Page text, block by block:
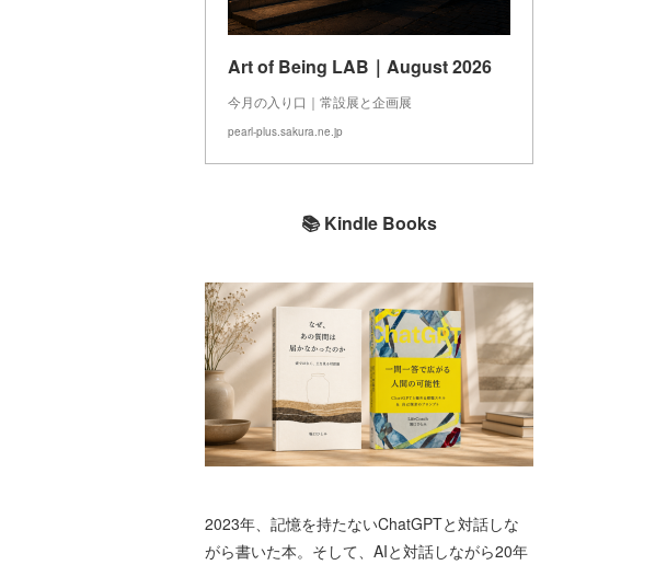
Art of Being LAB｜August 2026
今月の入り口｜常設展と企画展
pearl-plus.sakura.ne.jp
📚 Kindle Books
2023年、記憶を持たないChatGPTと対話しな
がら書いた本。そして、AIと対話しながら20年